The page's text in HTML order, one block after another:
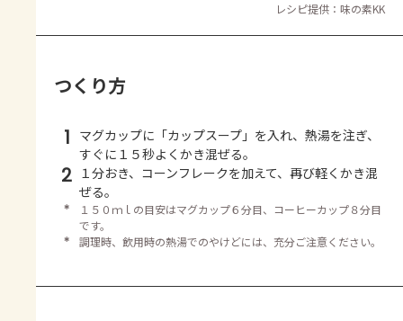
レシピ提供：味の素KK
つくり方
1 マグカップに「カップスープ」を入れ、熱湯を注ぎ、
すぐに１５秒よくかき混ぜる。
2 １分おき、コーンフレークを加えて、再び軽くかき混
ぜる。
＊
１５０ｍｌの目安はマグカップ６分目、コーヒーカップ８分目
です。
＊
調理時、飲用時の熱湯でのやけどには、充分ご注意ください。